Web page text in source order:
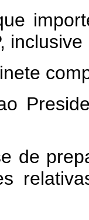
inclusive